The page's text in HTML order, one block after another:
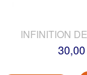
INFINITION